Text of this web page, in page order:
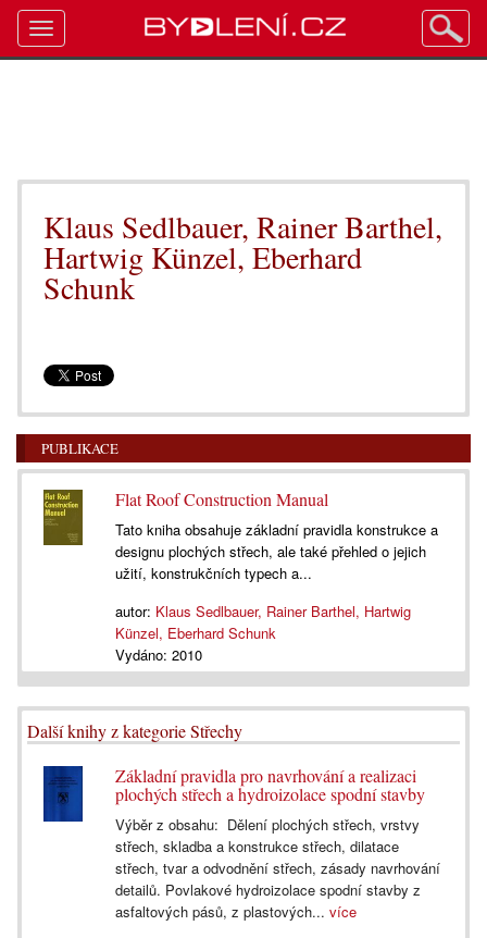
Klaus Sedlbauer, Rainer Barthel,
Hartwig Künzel, Eberhard
Schunk
PUBLIKACE
Flat Roof Construction Manual
Tato kniha obsahuje základní pravidla konstrukce a
designu plochých střech, ale také přehled o jejich
užití, konstrukčních typech a...
autor: Klaus Sedlbauer, Rainer Barthel, Hartwig
Künzel, Eberhard Schunk
Vydáno: 2010
Další knihy z kategorie Střechy
Základní pravidla pro navrhování a realizaci
plochých střech a hydroizolace spodní stavby
Výběr z obsahu: Dělení plochých střech, vrstvy
střech, skladba a konstrukce střech, dilatace
střech, tvar a odvodnění střech, zásady navrhování
detailů. Povlakové hydroizolace spodní stavby z
asfaltových pásů, z plastových...více
Toggle
navigation